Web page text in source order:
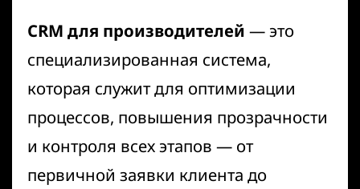
CRM для производителей — это
специализированная система,
которая служит для оптимизации
процессов, повышения прозрачности
и контроля всех этапов — от
первичной заявки клиента до